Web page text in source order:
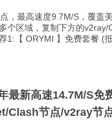
，最高速度9.7M/S，覆盖
个区域，复制下方的v2ray/
1:【 ORYMI 】免费套餐 (
最新高速14.7M/S免
Clash节点/v2ray节